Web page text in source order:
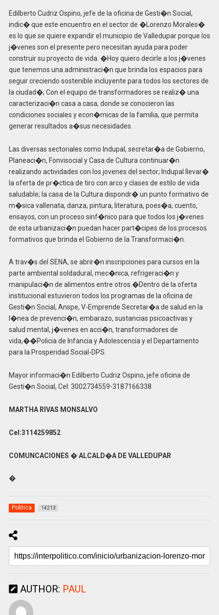
Edilberto Cudriz Ospino, jefe de la oficina de Gesti�n Social,
indic� que este encuentro en el sector de �Lorenzo Morales�
es lo que se quiere expandir el municipio de Valledupar porque los
j�venes son el presente pero necesitan ayuda para poder
construir su proyecto de vida. �Hoy quiero decirle a los j�venes
que tenemos una administraci�n que brinda los espacios para
seguir creciendo sostenible incluyente para todos los sectores de
la ciudad�; Con el equipo de transformadores se realiz� una
caracterizaci�n casa a casa, donde se conocieron las
condiciones sociales y econ�micas de la familia, que permita
generar resultados a�sus necesidades.
Las diversas sectoriales como Indupal, secretar�a de Gobierno,
Planeaci�n, Fonvisocial y Casa de Cultura continuar�n
realizando actividades con los jovenes del sector; Indupal llevar�
la oferta de pr�ctica de tiro con arco y clases de estilo de vida
saludable; la casa de la Cultura dispondr� un punto formativo de
m�sica vallenata, danza, pintura, literatura, poes�a, cuento,
ensayos, con un proceso sinf�nico para que todos los j�venes
de esta urbanizaci�n puedan hacer part�cipes de los procesos
formativos que brinda el Gobierno de la Transformaci�n.
A trav�s del SENA, se abrir�n inscripciones para cursos en la
parte ambiental soldadural, mec�nica, refrigeraci�n y
manipulaci�n de alimentos entre otros.�Dentro de la oferta
institucional estuvieron todos los programas de la oficina de
Gesti�n Social, Anspe, V-Emprende Secretar�a de salud en la
l�nea de prevenci�n, embarazo, sustancias psicoactivas y
salud mental, j�venes en acci�n, transformadores de
vida,��Policia de Infancia y Adolescencia y el Departamento
para la Prosperidad Social-DPS.
Mayor informaci�n Edilberto Cudriz Ospino, jefe oficina de
Gesti�n Social, Cel: 3002734559-3187166338
MARTHA RIVAS MONSALVO
Cel:3114259852
COMUNCACIONES � ALCALD�A DE VALLEDUPAR
�
Politica 14213
AUTHOR: PAUL